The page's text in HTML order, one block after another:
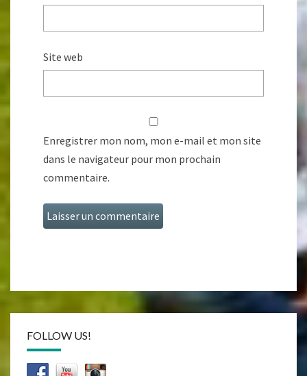
Site web
Enregistrer mon nom, mon e-mail et mon site
dans le navigateur pour mon prochain
commentaire.
FOLLOW US!